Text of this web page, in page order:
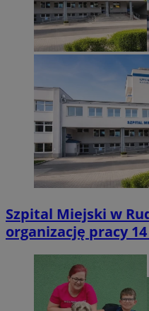
Szpital Miejski w
organizację pracy